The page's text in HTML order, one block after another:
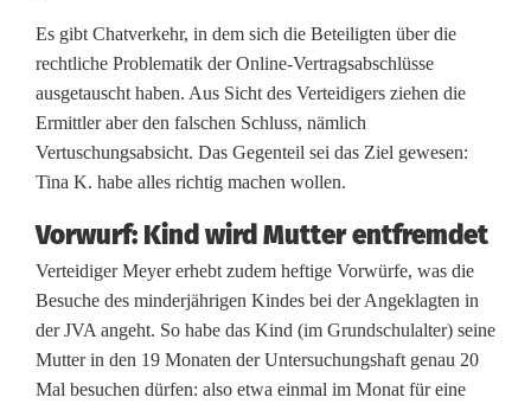
Es gibt Chatverkehr, in dem sich die Beteiligten über die
rechtliche Problematik der Online-Vertragsabschlüsse
ausgetauscht haben. Aus Sicht des Verteidigers ziehen die
Ermittler aber den falschen Schluss, nämlich
Vertuschungsabsicht. Das Gegenteil sei das Ziel gewesen:
Tina K. habe alles richtig machen wollen.
Vorwurf: Kind wird Mutter entfremdet
Verteidiger Meyer erhebt zudem heftige Vorwürfe, was die
Besuche des minderjährigen Kindes bei der Angeklagten in
der JVA angeht. So habe das Kind (im Grundschulalter) seine
Mutter in den 19 Monaten der Untersuchungshaft genau 20
Mal besuchen dürfen: also etwa einmal im Monat für eine